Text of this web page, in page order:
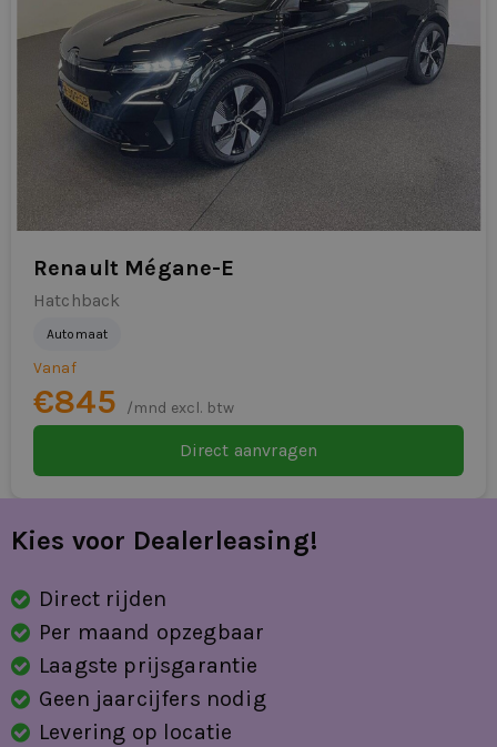
Renault Mégane-E
Hatchback
Automaat
Vanaf
€845 /mnd excl. btw
Direct aanvragen
Kies voor Dealerleasing!
Direct rijden
Per maand opzegbaar
Laagste prijsgarantie
Geen jaarcijfers nodig
Levering op locatie